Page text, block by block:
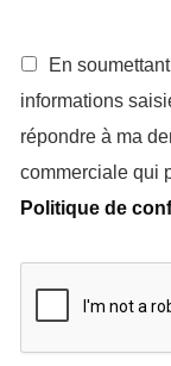
En
informations
répondre à ma
commerciale qui
Politique de